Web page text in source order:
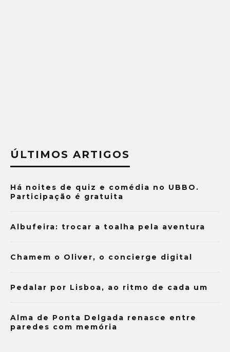
ÚLTIMOS ARTIGOS
Há noites de quiz e comédia no UBBO.
Participação é gratuita
Albufeira: trocar a toalha pela aventura
Chamem o Oliver, o concierge digital
Pedalar por Lisboa, ao ritmo de cada um
Alma de Ponta Delgada renasce entre
paredes com memória